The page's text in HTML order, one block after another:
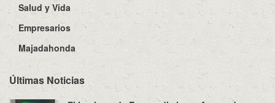
Salud y Vida
Empresarios
Majadahonda
Últimas Noticias